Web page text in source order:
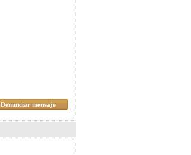
Denunciar mensaje